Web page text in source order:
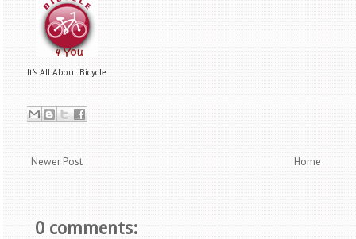
It's All About Bicycle
Newer Post Home
0 comments: